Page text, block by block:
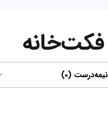
فکت‌خانه
نیمه‌درست (۰)